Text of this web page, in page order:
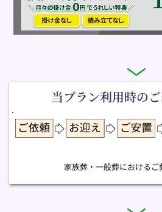
当プラン利用時の
家族葬・一般葬における